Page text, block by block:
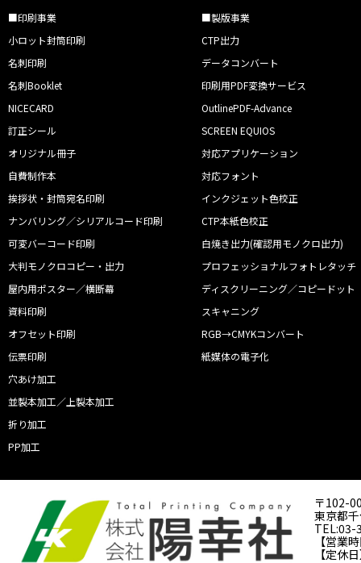
■印刷事業
小ロット封筒印刷
名刺印刷
名刺Booklet
NICECARD
訂正シール
オリジナル冊子
自費制作本
挨拶状・封筒宛名印刷
ナンバリング／シリアルコード印刷
可変バーコード印刷
大判モノクロコピー・出力
屋内用ポスター／横断幕
資料印刷
オフセット印刷
伝票印刷
穴あけ加工
並製本加工／上製本加工
折り加工
PP加工
■製版事業
CTP出力
データコンバート
印刷用PDF変換サービス
OutlinePDF-Advance
SCREEN EQUIOS
対応アプリケーション
対応フォント
インクジェット色校正
CTP本紙色校正
白焼き出力(確認用モノクロ出力)
プロフェッショナルフォトレタッチ
ディスクリーニング／コピードット
スキャニング
RGB→CMYKコンバート
紙媒体の電子化
〒102-
東京都
TEL:03-
【営業
【定休